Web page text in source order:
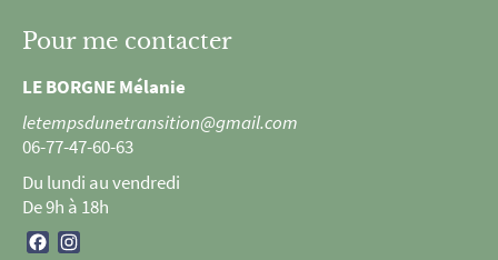
Pour me contacter
LE BORGNE Mélanie
letempsdunetransition@gmail.com
06-77-47-60-63
Du lundi au vendredi
De 9h à 18h
Facebook